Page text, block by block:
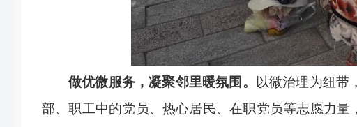
做优微服务，凝聚邻里暖氛围。
以微治理为纽带
部、职工中的党员、热心居民、在职党员等志愿力